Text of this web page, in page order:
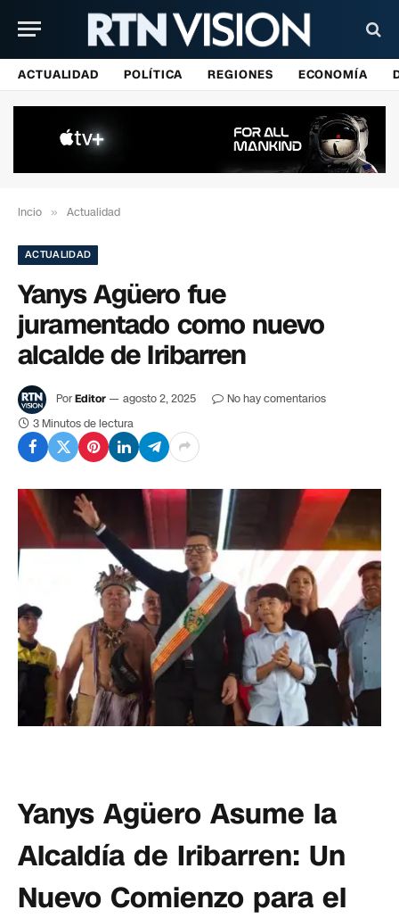
ACTUALIDAD POLÍTICA REGIONES ECONOMÍA
Incio » Actualidad
ACTUALIDAD
Yanys Agüero fue
juramentado como nuevo
alcalde de Iribarren
PorEditor agosto 2, 2025
No hay comentarios
3 Minutos de lectura
Yanys Agüero Asume la
Alcaldía de Iribarren: Un
Nuevo Comienzo para el